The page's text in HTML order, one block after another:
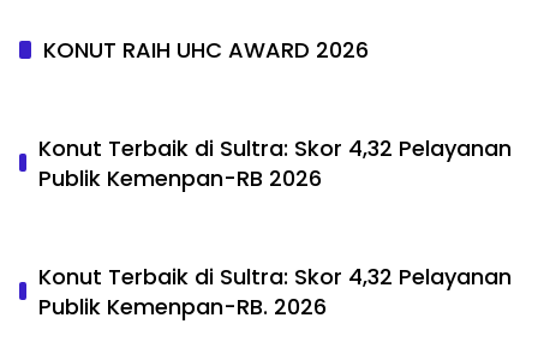
KONUT RAIH UHC AWARD 2026
Konut Terbaik di Sultra: Skor 4,32 Pelayanan
Publik Kemenpan-RB 2026
Konut Terbaik di Sultra: Skor 4,32 Pelayanan
Publik Kemenpan-RB. 2026